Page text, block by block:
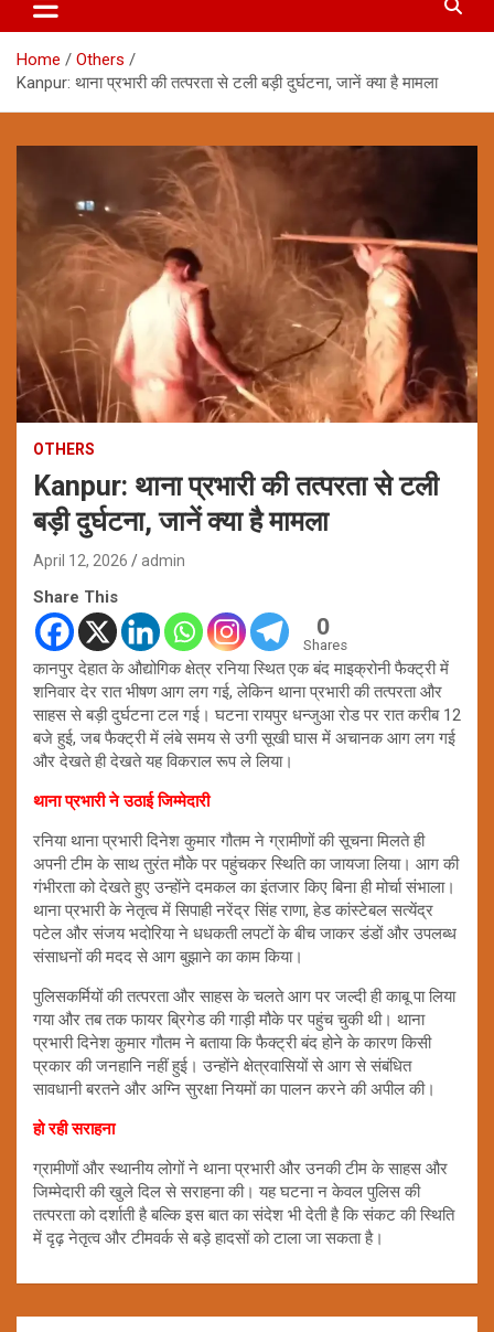
Home
Others
Kanpur: थाना प्रभारी की तत्परता से टली बड़ी दुर्घटना, जानें क्या है मामला
OTHERS
Kanpur: थाना प्रभारी की तत्परता से टली
बड़ी दुर्घटना, जानें क्या है मामला
April 12, 2026 admin
Share This
0
Shares
कानपुर देहात के औद्योगिक क्षेत्र रनिया स्थित एक बंद माइक्रोनी फैक्ट्री में
शनिवार देर रात भीषण आग लग गई, लेकिन थाना प्रभारी की तत्परता और
साहस से बड़ी दुर्घटना टल गई। घटना रायपुर धन्जुआ रोड पर रात करीब 12
बजे हुई, जब फैक्ट्री में लंबे समय से उगी सूखी घास में अचानक आग लग गई
और देखते ही देखते यह विकराल रूप ले लिया।
थाना प्रभारी ने उठाई जिम्मेदारी
रनिया थाना प्रभारी दिनेश कुमार गौतम ने ग्रामीणों की सूचना मिलते ही
अपनी टीम के साथ तुरंत मौके पर पहुंचकर स्थिति का जायजा लिया। आग की
गंभीरता को देखते हुए उन्होंने दमकल का इंतजार किए बिना ही मोर्चा संभाला।
थाना प्रभारी के नेतृत्व में सिपाही नरेंद्र सिंह राणा, हेड कांस्टेबल सत्येंद्र
पटेल और संजय भदोरिया ने धधकती लपटों के बीच जाकर डंडों और उपलब्ध
संसाधनों की मदद से आग बुझाने का काम किया।
पुलिसकर्मियों की तत्परता और साहस के चलते आग पर जल्दी ही काबू पा लिया
गया और तब तक फायर ब्रिगेड की गाड़ी मौके पर पहुंच चुकी थी। थाना
प्रभारी दिनेश कुमार गौतम ने बताया कि फैक्ट्री बंद होने के कारण किसी
प्रकार की जनहानि नहीं हुई। उन्होंने क्षेत्रवासियों से आग से संबंधित
सावधानी बरतने और अग्नि सुरक्षा नियमों का पालन करने की अपील की।
हो रही सराहना
ग्रामीणों और स्थानीय लोगों ने थाना प्रभारी और उनकी टीम के साहस और
जिम्मेदारी की खुले दिल से सराहना की। यह घटना न केवल पुलिस की
तत्परता को दर्शाती है बल्कि इस बात का संदेश भी देती है कि संकट की स्थिति
में दृढ़ नेतृत्व और टीमवर्क से बड़े हादसों को टाला जा सकता है।